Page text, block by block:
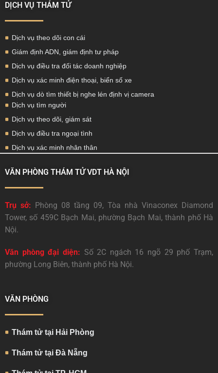
DỊCH VỤ THÁM TỬ
Dịch vụ theo dõi con cái
Giám định ADN, giám định tư pháp
Dịch vụ điều tra đối tác doanh nghiệp
Dịch vụ xác minh điện thoại, biển số xe
Dịch vụ dò tìm thiết bị nghe lén định vị camera
Dịch vụ tìm người
Dịch vụ theo dõi, giám sát
Dịch vụ điều tra ngoại tình
Dịch vụ xác minh nhân thân
VĂN PHÒNG THÁM TỬ VDT HÀ NỘI
Trụ sở:
Phòng 08 tầng 09, Tòa nhà Vinaconex Diamond
Tower, số 459C Bạch Mai, phường Bạch Mai, thành phố Hà
Nội.
Văn phòng đại diện: Số 2C ngách 16 ngõ 29 phố Trạm,
phường Long Biên, thành phố Hà Nội.
VĂN PHÒNG
Thám tử tại Hải Phòng
Thám tử tại Đà Nẵng